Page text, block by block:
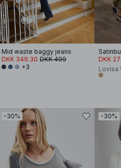
Mid waste baggy jeans
DKK 349.30 DKK 499
+3
DKK
Lovisa
-30% -30%